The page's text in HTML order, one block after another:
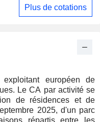
européen de
Le CA par activité se
2025, d'un parc
répartis entre les
Plus de cotations